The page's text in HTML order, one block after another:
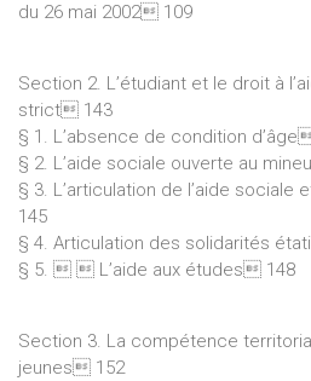
du 26 mai 2002 109
Section 2. L’étudiant et le droit à
strict 143
§ 1. L’absence de condition
§ 2. L’aide sociale ouverte au
§ 3. L’articulation de l’aide sociale
145
§ 4. Articulation des solidarités
§ 5.   L’aide aux études 148
Section 3. La compétence
jeunes 152